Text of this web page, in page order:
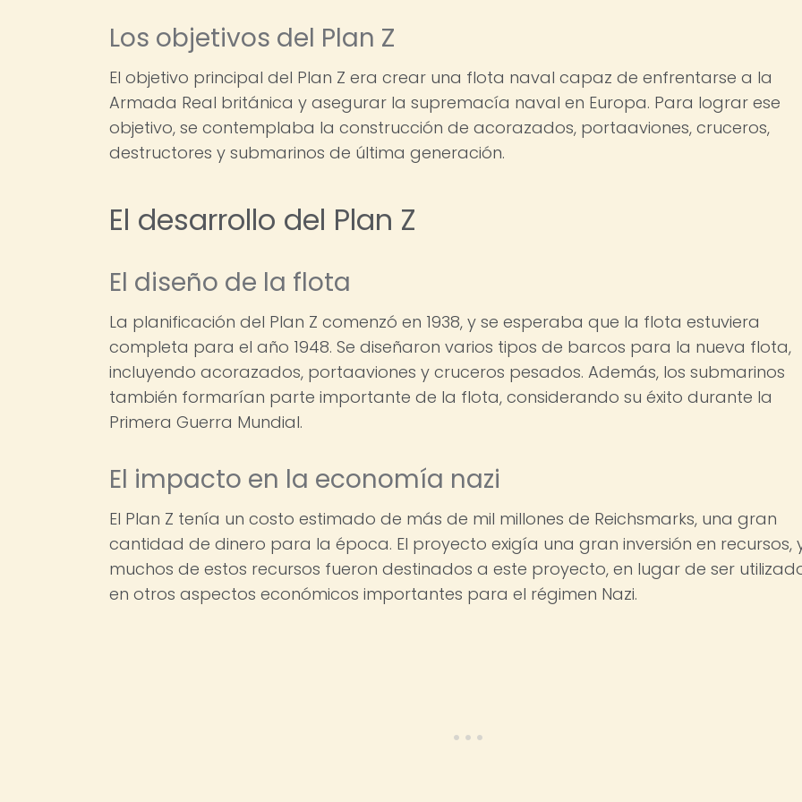
Los objetivos del Plan Z
El objetivo principal del Plan Z era crear una flota naval capaz de enfrentarse a la
Armada Real británica y asegurar la supremacía naval en Europa. Para lograr ese
objetivo, se contemplaba la construcción de acorazados, portaaviones, cruceros,
destructores y submarinos de última generación.
El desarrollo del Plan Z
El diseño de la flota
La planificación del Plan Z comenzó en 1938, y se esperaba que la flota estuviera
completa para el año 1948. Se diseñaron varios tipos de barcos para la nueva flota,
incluyendo acorazados, portaaviones y cruceros pesados. Además, los submarinos
también formarían parte importante de la flota, considerando su éxito durante la
Primera Guerra Mundial.
El impacto en la economía nazi
El Plan Z tenía un costo estimado de más de mil millones de Reichsmarks, una gran
cantidad de dinero para la época. El proyecto exigía una gran inversión en recursos,
muchos de estos recursos fueron destinados a este proyecto, en lugar de ser
en otros aspectos económicos importantes para el régimen Nazi.